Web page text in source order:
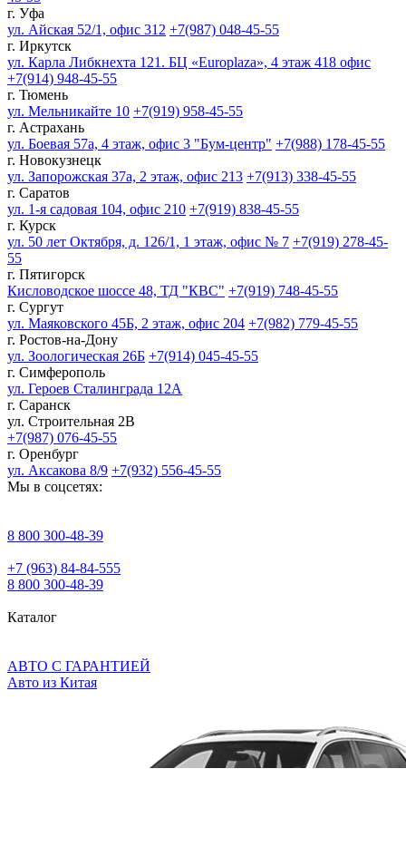
г. Уфа
ул. Айская 52/1, офис 312 +7(987) 048-45-55
г. Иркутск
ул. Карла Либкнехта 121. БЦ «Europlaza», 4 этаж 418 офис
+7(914) 948-45-55
г. Тюмень
ул. Мельникайте 10 +7(919) 958-45-55
г. Астрахань
ул. Боевая 57а, 4 этаж, офис 3 "Бум-центр" +7(988) 178-45-55
г. Новокузнецк
ул. Запорожская 37а, 2 этаж, офис 213 +7(913) 338-45-55
г. Саратов
ул. 1-я садовая 104, офис 210 +7(919) 838-45-55
г. Курск
ул. 50 лет Октября, д. 126/1, 1 этаж, офис № 7 +7(919) 278-45-
55
г. Пятигорск
Кисловодское шоссе 48, ТД "КВС" +7(919) 748-45-55
г. Сургут
ул. Маяковского 45Б, 2 этаж, офис 204 +7(982) 779-45-55
г. Ростов-на-Дону
ул. Зоологическая 26Б +7(914) 045-45-55
г. Симферополь
ул. Героев Сталинграда 12А
г. Саранск
ул. Строительная 2В
+7(987) 076-45-55
г. Оренбург
ул. Аксакова 8/9 +7(932) 556-45-55
Мы в соцсетях:
8 800 300‑48‑39
+7 (963) 84‑84‑555
8 800 300‑48‑39
Каталог
АВТО С ГАРАНТИЕЙ
Авто из Китая